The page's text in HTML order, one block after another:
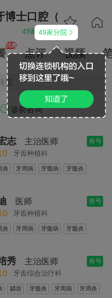
博士口腔（常熟琴川
49家分院 
 
49家分院 
优惠
点评 视频
 诊前咨询
志 主治医师 有号
牙齿种植科
炎 牙周病 牙髓病
牙髓炎
植
全口种植 牙齿种植检查
医师 有号
牙齿种植科
炎 牙周病 牙髓病
牙髓炎
种植
秀 主治医师 有号
牙齿综合治疗科
龋齿 牙髓炎 牙周病
牙周炎